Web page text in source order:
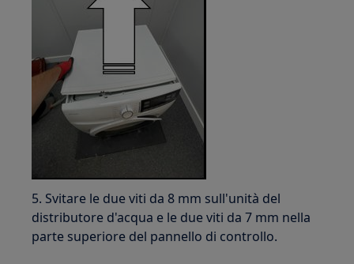
5. Svitare le due viti da 8 mm sull'unità del
distributore d'acqua e le due viti da 7 mm nella
parte superiore del pannello di controllo.